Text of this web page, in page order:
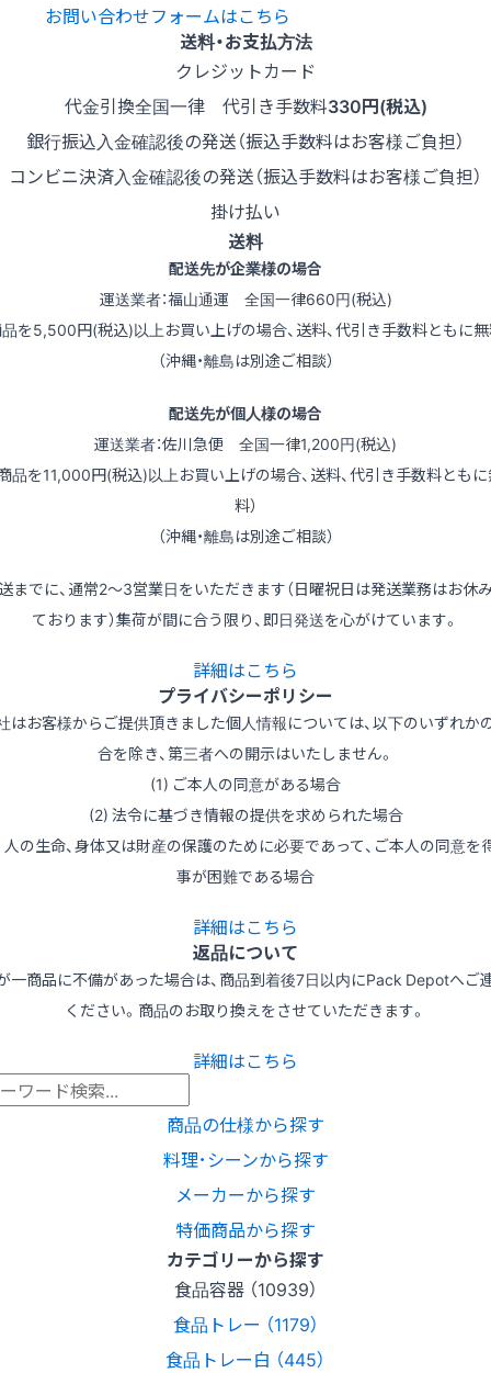
お問い合わせフォームはこちら
送料・お支払方法
クレジットカード
代金引換全国一律 代引き手数料330円(税込)
銀行振込入金確認後の発送（振込手数料はお客様ご負担）
コンビニ決済入金確認後の発送（振込手数料はお客様ご負担）
掛け払い
送料
配送先が企業様の場合
運送業者：福山通運 全国一律660円(税込)
品を5,500円(税込)以上お買い上げの場合、送料、代引き手数料ともに無
（沖縄・離島は別途ご相談）
配送先が個人様の場合
運送業者：佐川急便 全国一律1,200円(税込)
品を11,000円(税込)以上お買い上げの場合、送料、代引き手数料とも
料）
（沖縄・離島は別途ご相談）
までに、通常2～3営業日をいただきます（日曜祝日は発送業務はお休
ております）集荷が間に合う限り、即日発送を心がけています。
詳細はこちら
プライバシーポリシー
はお客様からご提供頂きました個人情報については、以下のいずれか
合を除き、第三者への開示はいたしません。
(1) ご本人の同意がある場合
(2) 法令に基づき情報の提供を求められた場合
の生命、身体又は財産の保護のために必要であって、ご本人の同意を
事が困難である場合
詳細はこちら
返品について
一商品に不備があった場合は、商品到着後7日以内にPack Depotへご
ください。商品のお取り換えをさせていただきます。
詳細はこちら
商品の仕様から探す
料理･シーンから探す
メーカーから探す
特価商品から探す
カテゴリーから探す
食品容器 （10939）
食品トレー （1179）
食品トレー白 （445）